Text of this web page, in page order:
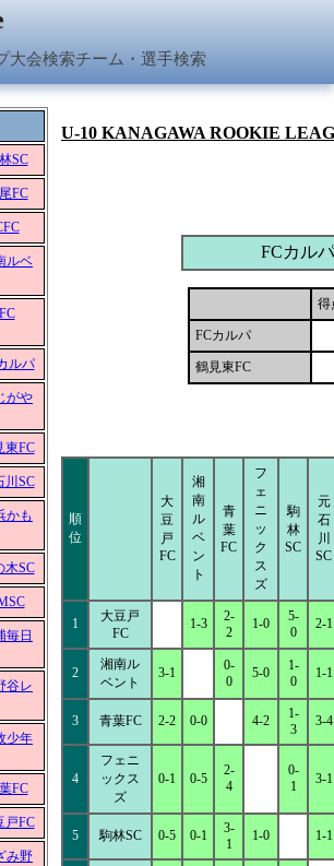
大会検索チーム・選手検索
SC
FC
ルベ
ルパ
がや
東FC
川SC
かも
木SC
毎日
谷レ
少年
FC
戸FC
み野
U-10 KANAGAWA ROOKIE
FCカルパ
得
FCカルパ
鶴見東FC
順
位
大
豆
戸
FC
湘
南
ル
ベ
ン
ト
青
葉
FC
フ
ェ
ニ
ッ
ク
ス
ズ
駒
林
SC
元
石
川
SC
1
大豆戸
FC
1-3
2-
2
1-0
5-
0
2-1
2
湘南ル
ベント
3-1
0-
0
5-0
1-
0
1-1
3 青葉FC 2-2 0-0 4-2
1-
3
3-4
4
フェニ
ックス
ズ
0-1 0-5
2-
4
0-
1
3-1
5 駒林SC 0-5 0-1
3-
1
1-0 1-1